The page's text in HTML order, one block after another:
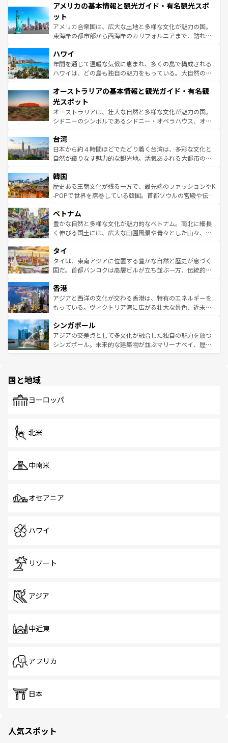
ンツ一覧を参照してほしい。
の建物がそのまま残る町や、スイスならではのユニークな
博物館もあり、アルプス観光だけでなく町歩きも満喫する
ことができる。国民の所得が高いため物価も高いが、旅行
者向けの交通パス提供のサービスもあり、うまく活用すれ
着のスイス情報は
アメリカの基本情報と観光ガイド・有名観光スポ
ット
アメリカ合衆国は、広大な土地と多様な文化が魅力の国。
東海岸の都市部から西海岸のカリフォルニアまで、訪れる
のような巨大都市は、観光、ショッピング、エンターテイ
ンメントが詰まった刺激的なスポットだ。一方、アメリカ
西部には大自然が広がり、グランドキャニオンやイエロー
部のニューオーリンズでは、音楽と美食が融合した独特の
文化が魅力。旅行者はアメリカの各地域で異なる魅力を楽
しみながら、その多様性と豊かな歴史を感じることができ
るだろう。車でのロードトリップや列車の旅も、アメリカ
情報は
ハワイ
年間を通じて温暖な気候に恵まれ、多くの島で構成される
ハワイは、どの島も独自の魅力をもっている。大自然の神
ワイ島は見逃せない。また、定番の観光地といえばオアフ
島だが、静かな自然を求めるならマウイ島やカウアイ島が
おすすめ。エメラルドグリーンに輝く海をはじめ、豊かな
文化や歴史が息づいている。「アロハスピリット」と呼ば
人々、おいしいローカルフードやハワイアンミュージッ
ク、伝統的なフラダンスなど、すべてがハワイの魅力を彩
っている。訪れるたびに新しい発見と感動が待っているハ
はコンテンツ一覧
オーストラリアの基本情報と観光ガイド・有名観
光スポット
オーストラリアは、壮大な自然と多様な文化が魅力の国。
シドニーのシンボルであるシドニー・オペラハウス、オー
リアリーフや大陸中央部にそびえるウルル（エアーズロッ
ク）、タスマニアの美しい原生林やケアンズの熱帯雨林な
ど、見どころがたくさん。また、カフェやワイン、オージ
いる。アクティビティも充実しており、サーフィンやダイ
ビング、ハイキングなど、アウトドア好きにはたまらな
い。オーストラリアの多彩な魅力を存分に味わいつくそ
参照してほしい。
台湾
日本から約４時間ほどでたどり着く台湾は、多彩な文化と
自然が織りなす魅力的な観光地。活気あふれる大都市の台
ン）、静ひつな山岳地帯である台湾東部など、都市の喧騒
と山間の静けさが共存しており、訪れる人に新しい発見と
驚きをもたらしてくれる。また、奥深い台湾の食文化も魅
容にもいいと評判のスイーツなど、バラエティ豊かな料理
が味わえる。 なお、新着の台湾情報は コンテンツ一覧を参
照してほしい。
韓国
歴史ある王朝文化が残る一方で、最先端のファッションやK
-POPで世界を席巻している韓国。首都ソウルの宮殿や伝統
き、地方に足を延ばせば四季折々の自然美を楽しむことが
できる。そして、キムチや焼肉、絶品のストリートフード
まで、さまざまな韓国料理が待っている。夜には、韓国な
リティに包まれながら、韓国の多彩な魅力を心ゆくまで味
わってみてほしい。 なお、新着の韓国情報はコンテンツ一
覧を参照してほしい。
ベトナム
豊かな自然と多様な文化が魅力的なベトナム。南北に細長
く伸びる国土には、広大な田園風景や青々とした山々、世
急速な発展と共に伝統が息づく。ハノイの古い町並みやホ
ーチミン市のフランス統治時代の建物も、独特の雰囲気を
醸し出している。また、バラエティの豊かさとおいしさで
とつ。フォーやバインミー、ベトナムコーヒーなどは、ぜ
ひ現地で味わいたい。どの地域を訪れてもあたたかい人々
が旅行者を迎えてくれるので、きっと忘れられない旅にな
参照してほしい。
タイ
タイは、東南アジアに位置する豊かな自然と歴史が息づく
国だ。首都バンコクは高層ビルが立ち並ぶ一方、伝統的な
の活気が交差している。北部ではチェンマイなどの山岳地
帯で自然と触れ合い、南部ではプーケットやクラビの美し
いビーチでリゾート気分を楽しむことができる。タイ料理
激する。気候は一年中温暖で、どの季節にも異なる楽しみ
が待っている。親しみやすいタイの人々、仏教を中心とし
た文化、そして多様な観光資源が、訪れる旅人を魅了し続
香港
アジアと西洋の文化が交わる香港は、特有のエネルギーを
もっている。ヴィクトリア湾に広がる壮大な景色、近未来
み、どこを訪れても感動するはず。観光スポットが密集し
ており、効率よく見どころを回れるのも魅力。息をのむよ
うな絶景から文化的な体験まで、香港を存分に楽しみ尽く
シンガポール
アジアの交差点として多文化が融合した独自の魅力を放つ
シンガポール。未来的な建築物が並ぶマリーナベイ、歴史
で、ホーカーズは地元の風情を楽しめる外せないスポット
国と地域
ヨーロッパ
北米
中南米
オセアニア
ハワイ
リゾート
アジア
中近東
アフリカ
日本
人気スポット